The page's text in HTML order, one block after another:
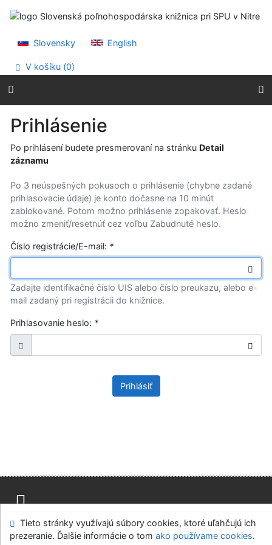
Prejsť na menu
Slovensky
English
V košíku (0)
Prihlásenie
Po prihlásení budete presmerovaní na stránku Detail
záznamu
Po 3 neúspešných pokusoch o prihlásenie (chybne zadané
prihlasovacie údaje) je konto dočasne na 10 minút
zablokované. Potom možno prihlásenie zopakovať. Heslo
možno zmeniť/resetnúť cez voľbu Zabudnuté heslo.
Číslo registrácie/E-mail: *
Zadajte identifikačné číslo UIS alebo číslo preukazu, alebo e-
mail zadaný pri registrácii do knižnice.
Prihlasovanie heslo: *
Prihlásiť
Mapa stránok Prístupnosť
Súkromie
Modul OpenSearch
Napíšte nám Nastavenie cookies
Tieto stránky využívajú súbory cookies, ktoré uľahčujú ich
prezeranie. Ďalšie informácie o tom ako používame cookies.